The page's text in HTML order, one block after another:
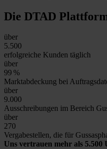
Die DTAD
über
5.500
erfolgreiche Kunden täglich
über
99 %
Marktabdeckung bei
über
9.000
Ausschreibungen im Bereich
über
270
Vergabestellen, die für
Uns vertrauen mehr als 5.500